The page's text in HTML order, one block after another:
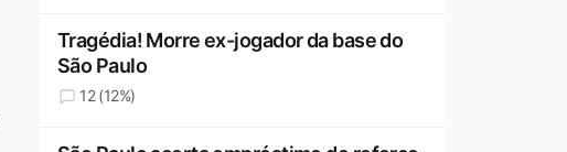
Tragédia! Morre ex-jogador da base do
São Paulo
12 (12%)